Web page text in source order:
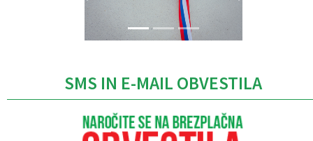
SMS IN E-MAIL OBVESTILA